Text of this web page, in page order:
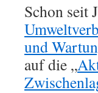
Schon seit
und
auf die „